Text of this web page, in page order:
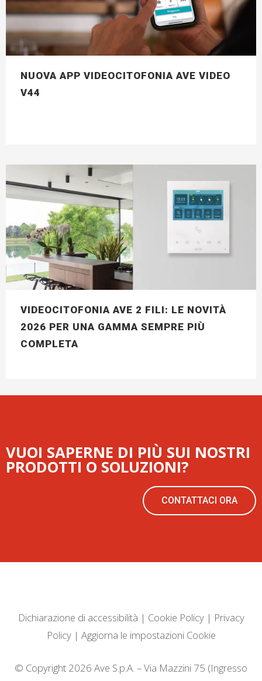
NUOVA APP VIDEOCITOFONIA AVE VIDEO
V44
VIDEOCITOFONIA AVE 2 FILI: LE NOVITÀ
2026 PER UNA GAMMA SEMPRE PIÙ
COMPLETA
VUOI SAPERNE DI PIÙ SUI NOSTRI
PRODOTTI O SOLUZIONI?
CONTATTACI ORA
Dichiarazione di accessibilità | Cookie Policy| Privacy
Policy| Aggiorna le impostazioni Cookie
© Copyright 2026 Ave S.p.A. – Via Mazzini 75 (Ingresso